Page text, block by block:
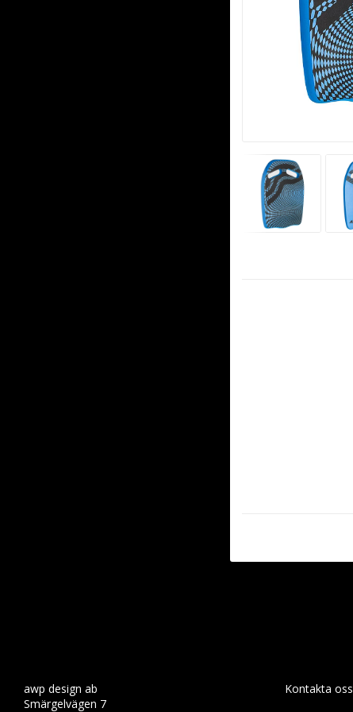
awp design ab
Smärgelvägen 7
Kontakta oss